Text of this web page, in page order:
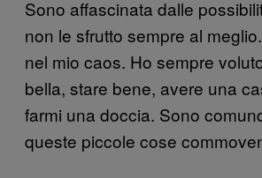
Sono affascinata dalle
non le sfrutto sempre al
nel mio caos. Ho sempre
bella, stare bene, avere una
farmi una doccia. Sono
queste piccole cose